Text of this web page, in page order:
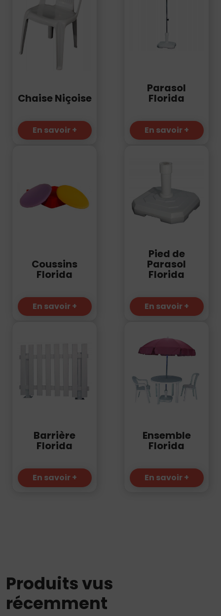
Chaise Niçoise
En savoir +
Parasol
Florida
En savoir +
Coussins
Florida
En savoir +
Pied de
Parasol
Florida
En savoir +
Barrière
Florida
En savoir +
Ensemble
Florida
En savoir +
Produits vus
récemment